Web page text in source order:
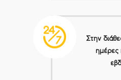
Στην
ημέρες